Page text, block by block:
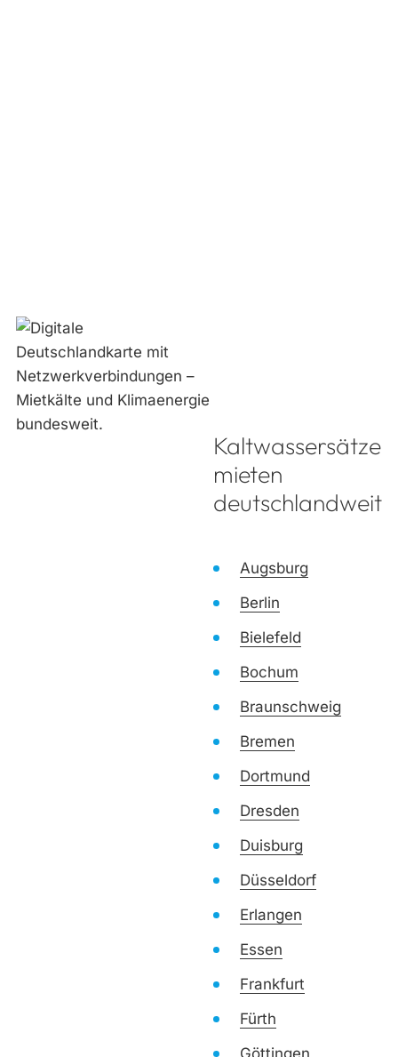
Kaltwassersätze
mieten
deutschlandweit
Augsburg
Berlin
Bielefeld
Bochum
Braunschweig
Bremen
Dortmund
Dresden
Duisburg
Düsseldorf
Erlangen
Essen
Frankfurt
Fürth